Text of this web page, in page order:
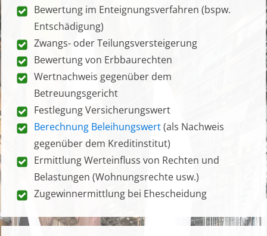
Bewertung im Enteignungsverfahren (bspw.
Entschädigung)
Zwangs- oder Teilungsversteigerung
Bewertung von Erbbaurechten
Wertnachweis gegenüber dem
Betreuungsgericht
Festlegung Versicherungswert
Berechnung Beleihungswert(als Nachweis
gegenüber dem Kreditinstitut)
Ermittlung Werteinfluss von Rechten und
Belastungen (Wohnungsrechte usw.)
Zugewinnermittlung bei Ehescheidung